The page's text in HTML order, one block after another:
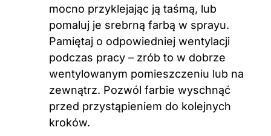
mocno przyklejając ją taśmą, lub
pomaluj je srebrną farbą w sprayu.
Pamiętaj o odpowiedniej wentylacji
podczas pracy – zrób to w dobrze
wentylowanym pomieszczeniu lub na
zewnątrz. Pozwól farbie wyschnąć
przed przystąpieniem do kolejnych
kroków.